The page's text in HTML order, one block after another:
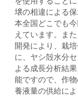
壌の相違による
本全国どこでも
えています。ま
開発により、栽
に、ヤシ殻水分
よる成長分析結
能ですので、作
養液量の供給に